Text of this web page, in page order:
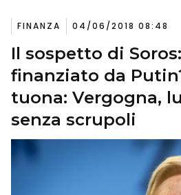
FINANZA 04/06/2018 08:48
Il sospetto di
finanziato da
tuona: Vergogna,
senza scrupoli